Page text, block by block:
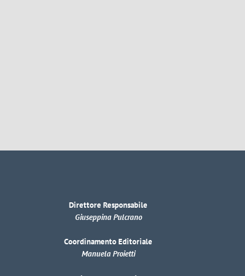
Direttore Responsabile
Giuseppina Pulcrano
Coordinamento Editoriale
Manuela Proietti